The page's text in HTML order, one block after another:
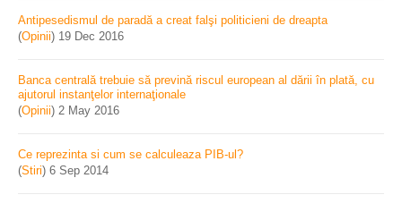
Antipesedismul de paradă a creat falşi politicieni de dreapta
(Opinii) 19 Dec 2016
Banca centrală trebuie să prevină riscul european al dării în plată, cu
ajutorul instanţelor internaţionale
(Opinii) 2 May 2016
Ce reprezinta si cum se calculeaza PIB-ul?
(Stiri) 6 Sep 2014